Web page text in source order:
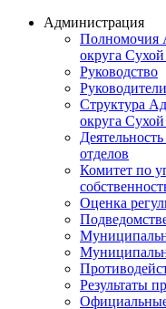
Администрация
Полномочия
округа
Руководство
Структура
округа
отделов
Комитет по
Оценка
Результаты